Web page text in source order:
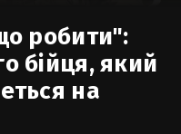
робити":
бійця, який
на